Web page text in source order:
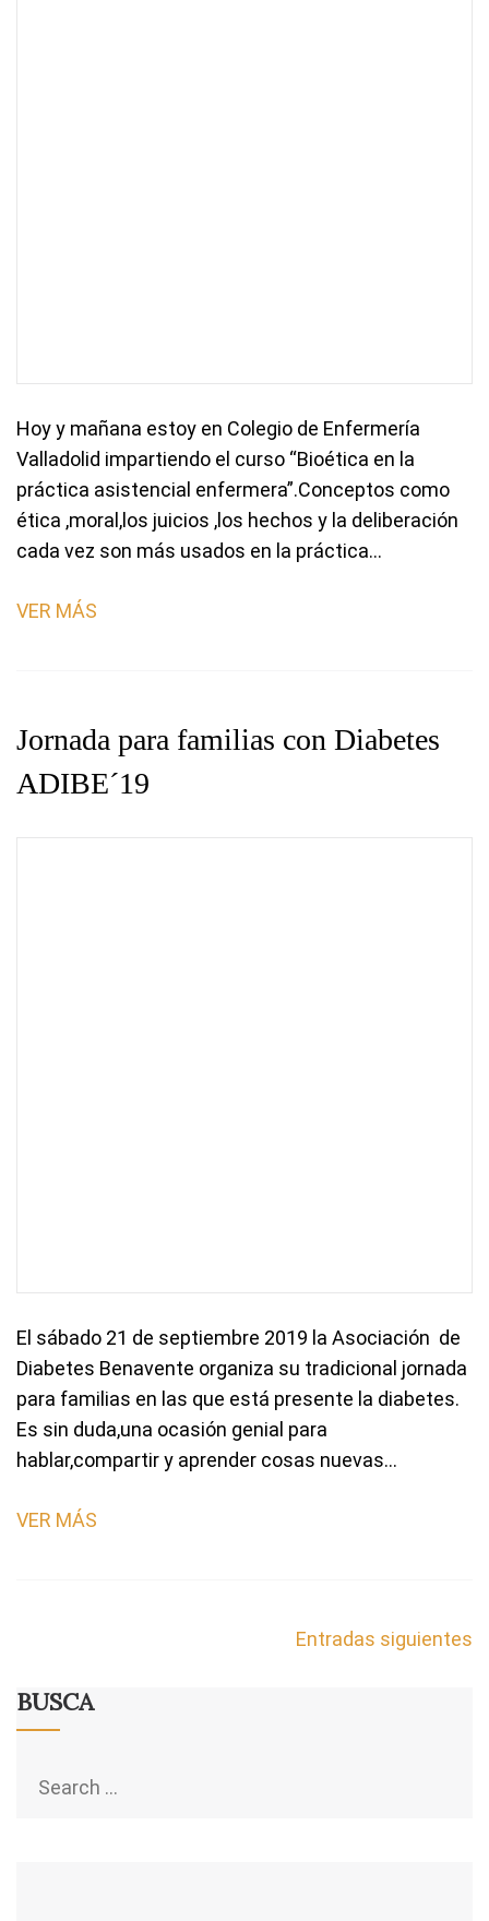
Hoy y mañana estoy en Colegio de Enfermería
Valladolid impartiendo el curso “Bioética en la
práctica asistencial enfermera”.Conceptos como
ética ,moral,los juicios ,los hechos y la deliberación
cada vez son más usados en la práctica…
VER MÁS
Jornada para familias con Diabetes
ADIBE´19
El sábado 21 de septiembre 2019 la Asociación de
Diabetes Benavente organiza su tradicional jornada
para familias en las que está presente la diabetes.
Es sin duda,una ocasión genial para
hablar,compartir y aprender cosas nuevas…
VER MÁS
entradas
Entradas siguientes
BUSCA